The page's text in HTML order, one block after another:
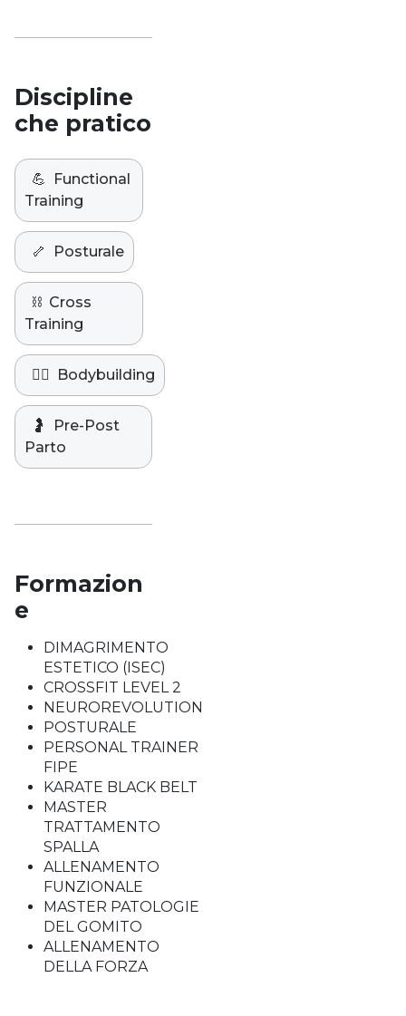
Discipline
che pratico
💪
Functional
Training
🦴 Posturale
⛓️ Cross
Training
🏋️‍♀️ Bodybuilding
🤰
Pre-Post
Parto
Formazion
e
DIMAGRIMENTO
ESTETICO (ISEC)
CROSSFIT LEVEL 2
NEUROREVOLUTION
POSTURALE
PERSONAL TRAINER
FIPE
KARATE BLACK BELT
MASTER
TRATTAMENTO
SPALLA
ALLENAMENTO
FUNZIONALE
MASTER PATOLOGIE
DEL GOMITO
ALLENAMENTO
DELLA FORZA